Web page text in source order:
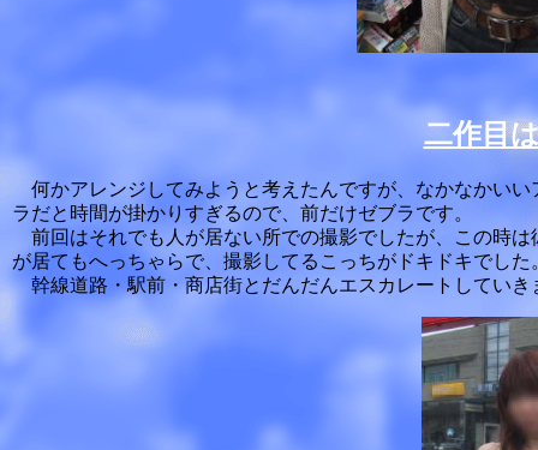
二作目
何かアレンジしてみようと考えたんですが、なかなかいい
ラだと時間が掛かりすぎるので、前だけゼブラです。
前回はそれでも人が居ない所での撮影でしたが、この時
が居てもへっちゃらで、撮影してるこっちがドキドキでした
幹線道路・駅前・商店街とだんだんエスカレートしていき